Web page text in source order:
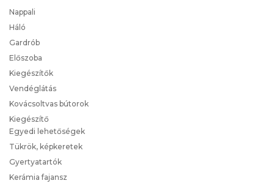
Nappali
Háló
Gardrób
Előszoba
Kiegészítők
Vendéglátás
Kovácsoltvas bútorok
Kiegészítő
Egyedi lehetőségek
Tükrök, képkeretek
Gyertyatartók
Kerámia fajansz